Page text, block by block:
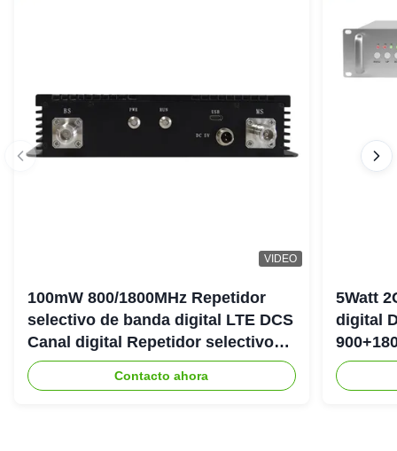
VIDEO
100mW 800/1800MHz Repetidor
selectivo de banda digital LTE DCS
Canal digital Repetidor selectivo
Bda Pico
Contacto ahora
5Watt
digital
DAS